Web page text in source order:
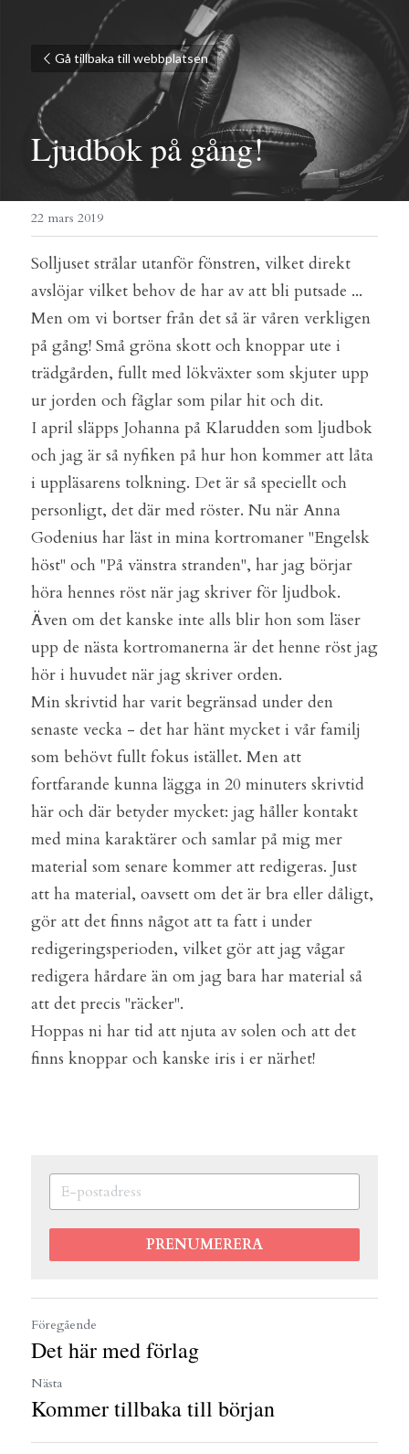
Gå tillbaka till webbplatsen
Ljudbok på gång!
22 mars 2019
Solljuset strålar utanför fönstren, vilket direkt
avslöjar vilket behov de har av att bli putsade ...
Men om vi bortser från det så är våren verkligen
på gång! Små gröna skott och knoppar ute i
trädgården, fullt med lökväxter som skjuter upp
ur jorden och fåglar som pilar hit och dit.
I april släpps Johanna på Klarudden som ljudbok
och jag är så nyfiken på hur hon kommer att låta
i uppläsarens tolkning. Det är så speciellt och
personligt, det där med röster. Nu när Anna
Godenius har läst in mina kortromaner "Engelsk
höst" och "På vänstra stranden", har jag börjar
höra hennes röst när jag skriver för ljudbok.
Även om det kanske inte alls blir hon som läser
upp de nästa kortromanerna är det henne röst jag
hör i huvudet när jag skriver orden.
Min skrivtid har varit begränsad under den
senaste vecka - det har hänt mycket i vår familj
som behövt fullt fokus istället. Men att
fortfarande kunna lägga in 20 minuters skrivtid
här och där betyder mycket: jag håller kontakt
med mina karaktärer och samlar på mig mer
material som senare kommer att redigeras. Just
att ha material, oavsett om det är bra eller dåligt,
gör att det finns något att ta fatt i under
redigeringsperioden, vilket gör att jag vågar
redigera hårdare än om jag bara har material så
att det precis "räcker".
Hoppas ni har tid att njuta av solen och att det
finns knoppar och kanske iris i er närhet!
PRENUMERERA
Föregående
Det här med förlag
Nästa
Kommer tillbaka till början